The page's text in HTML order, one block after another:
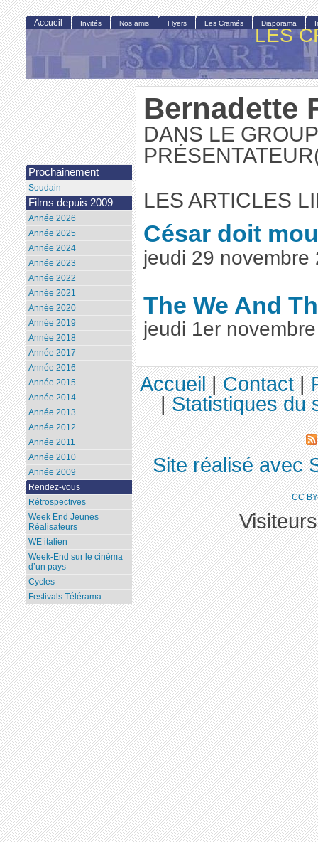
LES
Bernadette
DANS LE
LES ARTICLES
César doit
jeudi 29 novembre
The We And
jeudi 1er
Accueil Invités Nos amis Flyers Les Cramés Diaporama
Prochainement
Soudain
Films depuis 2009
Année 2026
Année 2025
Année 2024
Année 2023
Année 2022
Année 2021
Année 2020
Année 2019
Année 2018
Année 2017
Année 2016
Année 2015
Année 2014
Année 2013
Année 2012
Année 2011
Année 2010
Année 2009
Rendez-vous
Rétrospectives
Week End Jeunes
Réalisateurs
WE italien
Week-End sur le cinéma
d’un pays
Cycles
Festivals Télérama
Accueil|Contact|
|Statistiques du
Site réalisé avec
CC